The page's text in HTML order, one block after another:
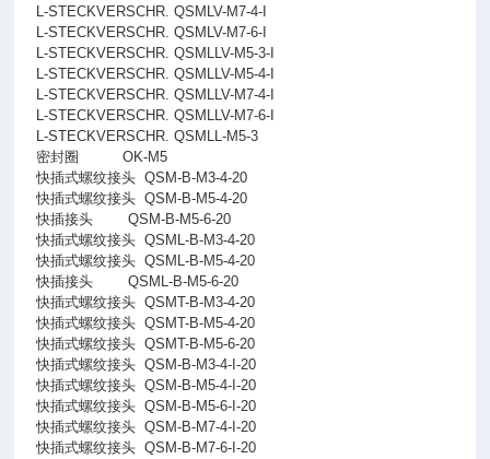
L-STECKVERSCHR. QSMLV-M7-4-I
L-STECKVERSCHR. QSMLV-M7-6-I
L-STECKVERSCHR. QSMLLV-M5-3-I
L-STECKVERSCHR. QSMLLV-M5-4-I
L-STECKVERSCHR. QSMLLV-M7-4-I
L-STECKVERSCHR. QSMLLV-M7-6-I
L-STECKVERSCHR. QSMLL-M5-3
密封圈
OK-M5
快插式螺纹接头 QSM-B-M3-4-20
快插式螺纹接头 QSM-B-M5-4-20
快插接头
QSM-B-M5-6-20
快插式螺纹接头 QSML-B-M3-4-20
快插式螺纹接头 QSML-B-M5-4-20
快插接头
QSML-B-M5-6-20
快插式螺纹接头 QSMT-B-M3-4-20
快插式螺纹接头 QSMT-B-M5-4-20
快插式螺纹接头 QSMT-B-M5-6-20
快插式螺纹接头 QSM-B-M3-4-I-20
快插式螺纹接头 QSM-B-M5-4-I-20
快插式螺纹接头 QSM-B-M5-6-I-20
快插式螺纹接头 QSM-B-M7-4-I-20
快插式螺纹接头 QSM-B-M7-6-I-20